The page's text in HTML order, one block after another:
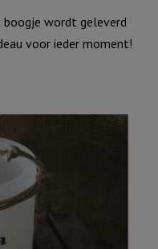
wordt geleverd
voor ieder moment!